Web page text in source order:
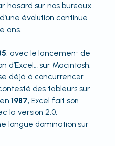
hasard sur nos bureaux
évolution continue
ans.
, avec le lancement de
d’Excel… sur Macintosh.
déjà à concurrencer
des tableurs sur
1987, Excel fait son
la version 2.0,
longue domination sur